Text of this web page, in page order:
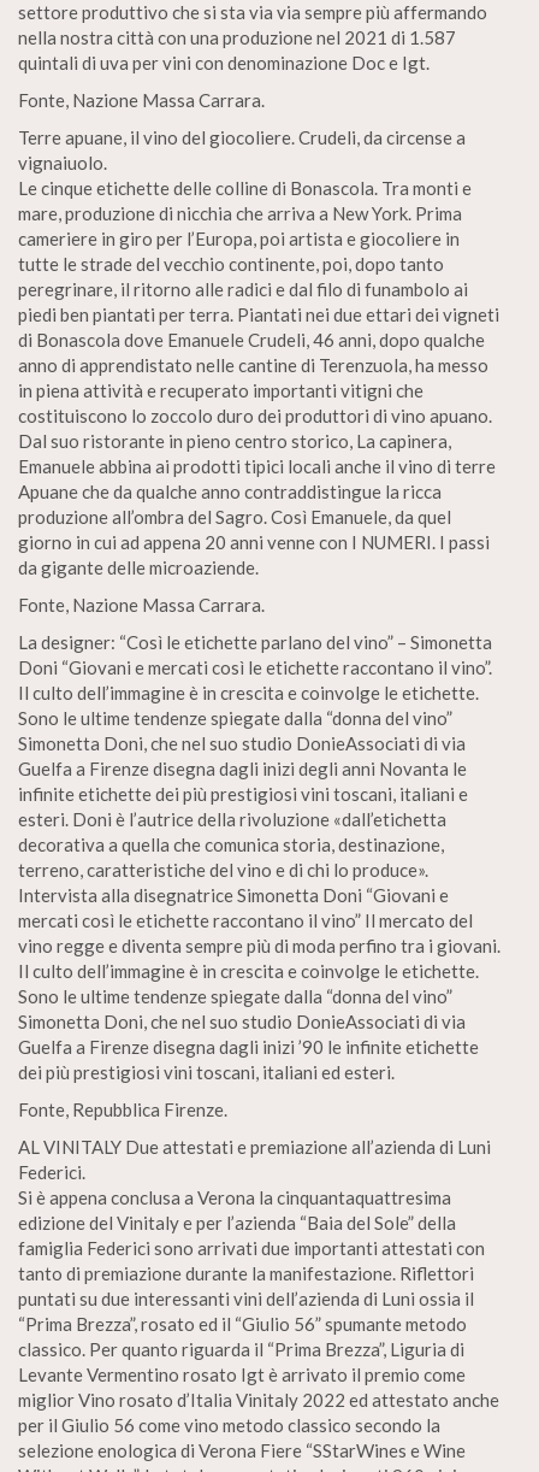
settore produttivo che si sta via via sempre più affermando
nella nostra città con una produzione nel 2021 di 1.587
quintali di uva per vini con denominazione Doc e Igt.
Fonte, Nazione Massa Carrara.
Terre apuane, il vino del giocoliere. Crudeli, da circense a
vignaiuolo.
Le cinque etichette delle colline di Bonascola. Tra monti e
mare, produzione di nicchia che arriva a New York. Prima
cameriere in giro per l’Europa, poi artista e giocoliere in
tutte le strade del vecchio continente, poi, dopo tanto
peregrinare, il ritorno alle radici e dal filo di funambolo ai
piedi ben piantati per terra. Piantati nei due ettari dei vigneti
di Bonascola dove Emanuele Crudeli, 46 anni, dopo qualche
anno di apprendistato nelle cantine di Terenzuola, ha messo
in piena attività e recuperato importanti vitigni che
costituiscono lo zoccolo duro dei produttori di vino apuano.
Dal suo ristorante in pieno centro storico, La capinera,
Emanuele abbina ai prodotti tipici locali anche il vino di terre
Apuane che da qualche anno contraddistingue la ricca
produzione all’ombra del Sagro. Così Emanuele, da quel
giorno in cui ad appena 20 anni venne con I NUMERI. I passi
da gigante delle microaziende.
Fonte, Nazione Massa Carrara.
La designer: “Così le etichette parlano del vino” – Simonetta
Doni “Giovani e mercati così le etichette raccontano il vino”.
Il culto dell’immagine è in crescita e coinvolge le etichette.
Sono le ultime tendenze spiegate dalla “donna del vino”
Simonetta Doni, che nel suo studio DonieAssociati di via
Guelfa a Firenze disegna dagli inizi degli anni Novanta le
infinite etichette dei più prestigiosi vini toscani, italiani e
esteri. Doni è l’autrice della rivoluzione «dall’etichetta
decorativa a quella che comunica storia, destinazione,
terreno, caratteristiche del vino e di chi lo produce».
Intervista alla disegnatrice Simonetta Doni “Giovani e
mercati così le etichette raccontano il vino” Il mercato del
vino regge e diventa sempre più di moda perfino tra i giovani.
Il culto dell’immagine è in crescita e coinvolge le etichette.
Sono le ultime tendenze spiegate dalla “donna del vino”
Simonetta Doni, che nel suo studio DonieAssociati di via
Guelfa a Firenze disegna dagli inizi ’90 le infinite etichette
dei più prestigiosi vini toscani, italiani ed esteri.
Fonte, Repubblica Firenze.
AL VINITALY Due attestati e premiazione all’azienda di Luni
Federici.
Si è appena conclusa a Verona la cinquantaquattresima
edizione del Vinitaly e per l’azienda “Baia del Sole” della
famiglia Federici sono arrivati due importanti attestati con
tanto di premiazione durante la manifestazione. Riflettori
puntati su due interessanti vini dell’azienda di Luni ossia il
“Prima Brezza”, rosato ed il “Giulio 56” spumante metodo
classico. Per quanto riguarda il “Prima Brezza”, Liguria di
Levante Vermentino rosato Igt è arrivato il premio come
miglior Vino rosato d’Italia Vinitaly 2022 ed attestato anche
per il Giulio 56 come vino metodo classico secondo la
selezione enologica di Verona Fiere “SStarWines e Wine